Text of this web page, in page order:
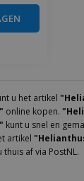
u het artikel
online kopen.
kunt u snel en
artikel
thuis af via PostNL.